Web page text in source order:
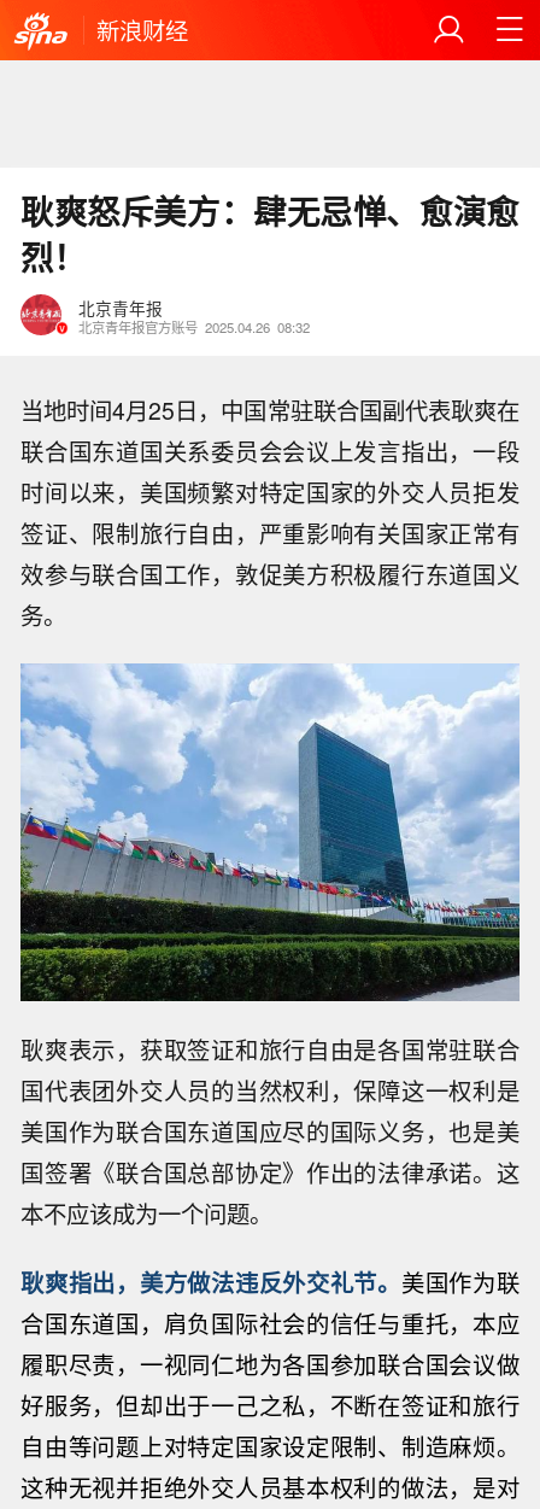
新浪财经
耿爽怒斥美方：肆无忌惮、愈演愈
烈！
北京青年报
北京青年报官方账号 2025.04.26 08:32
当地时间4月25日，中国常驻联合国副代表耿爽在
联合国东道国关系委员会会议上发言指出，一段
时间以来，美国频繁对特定国家的外交人员拒发
签证、限制旅行自由，严重影响有关国家正常有
效参与联合国工作，敦促美方积极履行东道国义
务。
耿爽表示，获取签证和旅行自由是各国常驻联合
国代表团外交人员的当然权利，保障这一权利是
美国作为联合国东道国应尽的国际义务，也是美
国签署《联合国总部协定》作出的法律承诺。这
本不应该成为一个问题。
耿爽指出， 美方做法违反外交礼节。 美国作为联
合国东道国，肩负国际社会的信任与重托，本应
履职尽责，一视同仁地为各国参加联合国会议做
好服务，但却出于一己之私，不断在签证和旅行
自由等问题上对特定国家设定限制、制造麻烦。
这种无视并拒绝外交人员基本权利的做法，是对